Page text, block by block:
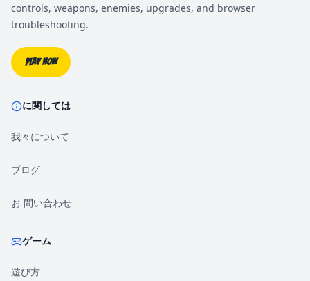
controls, weapons, enemies, upgrades, and browser
troubleshooting.
Play Now
に関しては
我々について
ブログ
お 問い合わせ
ゲーム
遊び方